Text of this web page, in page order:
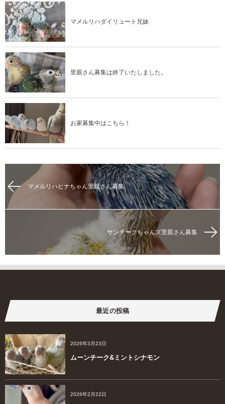
マメルリハダイリュート兄妹
里親さん募集は終了いたしました。
お家募集中はこちら！
マメルリハヒナちゃん里親さん募集
サンチークちゃんズ里親さん募集
最近の投稿
2026年3月23日
ムーンチーク&ミントシナモン
2026年2月22日